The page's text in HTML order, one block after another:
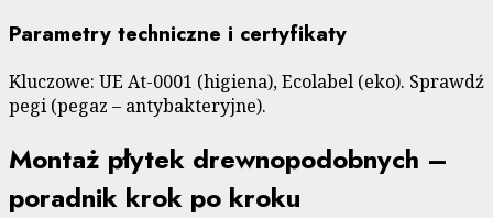
Parametry techniczne i certyfikaty
Kluczowe: UE At-0001 (higiena), Ecolabel (eko). Sprawdź
pegi (pegaz – antybakteryjne).
Montaż płytek drewnopodobnych –
poradnik krok po kroku